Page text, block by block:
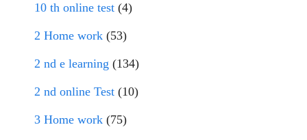
10 th online test (4)
2 Home work (53)
2 nd e learning (134)
2 nd online Test (10)
3 Home work (75)